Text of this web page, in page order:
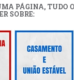
PÁGINA, TUDO
SOBRE: